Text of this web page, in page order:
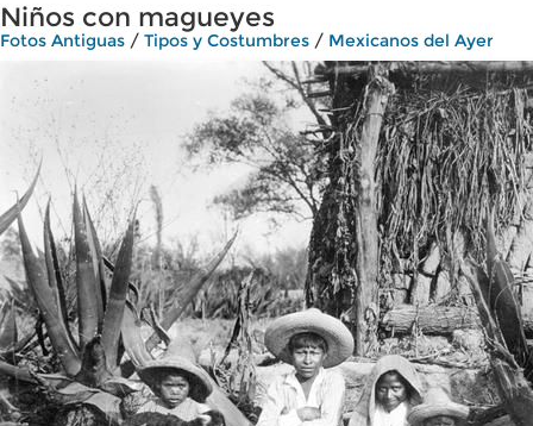
Niños con magueyes
Fotos Antiguas / Tipos y Costumbres / Mexicanos del Ayer